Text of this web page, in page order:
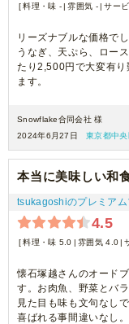
料理・味 - 雰囲気 - サー
リーズナブルな価格でし
うなぎ、天ぷら、ロー
たり2,500円で大変有り
ます。
Snowflake合同会社 様
2024年6月27日
東京都中央
本当に美味しい和
tsukagoshiのプレミアム
4.5
料理・味 5.0 雰囲気 4.0
懐石塚越さんのオード
す。お肉魚、野菜とバ
見た目も味も文句なし
喜ばれる事間違いなし。